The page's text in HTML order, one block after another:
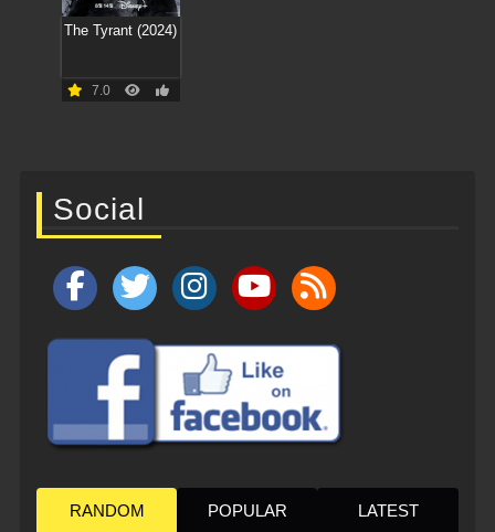
The Tyrant (2024)
7.0
Social
RANDOM POPULAR LATEST